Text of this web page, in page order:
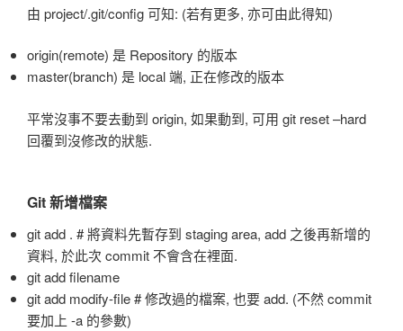
由 project/.git/config 可知: (若有更多, 亦可由此得知)
origin(remote) 是 Repository 的版本
master(branch) 是 local 端, 正在修改的版本
平常沒事不要去動到 origin, 如果動到, 可用 git reset –hard
回覆到沒修改的狀態.
Git 新增檔案
git add . # 將資料先暫存到 staging area, add 之後再新增的
資料, 於此次 commit 不會含在裡面.
git add filename
git add modify-file # 修改過的檔案, 也要 add. (不然 commit
要加上 -a 的參數)